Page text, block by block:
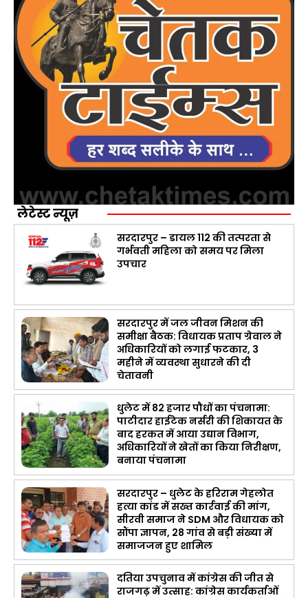
लेटेस्ट न्यूज़
सरदारपुर – डायल 112 की तत्परता से
गर्भवती महिला को समय पर मिला
उपचार
सरदारपुर में जल जीवन मिशन की
समीक्षा बैठक: विधायक प्रताप ग्रेवाल ने
अधिकारियों को लगाई फटकार, 3
महीने में व्यवस्था सुधारने की दी
चेतावनी
धुलेट में 82 हजार पौधों का पंचनामा:
पाटीदार हाईटेक नर्सरी की शिकायत के
बाद हरकत में आया उद्यान विभाग,
अधिकारियों ने खेतों का किया निरीक्षण,
बनाया पंचनामा
सरदारपुर – धुलेट के हरिराम गेहलोत
हत्या कांड में सख्त कार्रवाई की मांग,
सीरवी समाज ने SDM और विधायक को
सौंपा ज्ञापन, 28 गांव से बड़ी संख्या में
समाजजन हुए शामिल
दतिया उपचुनाव में कांग्रेस की जीत से
राजगढ़ में उत्साह: कांग्रेस कार्यकर्ताओं